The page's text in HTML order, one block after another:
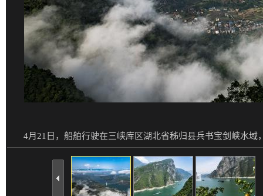
4月21日，船舶行驶在三峡库区湖北省秭归县兵书宝剑峡水